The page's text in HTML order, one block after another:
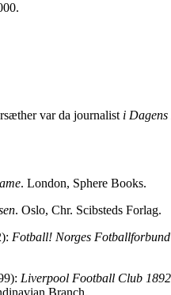
var da journalist i
. London, Sphere Books.
. Oslo, Chr. Scibsteds Forlag.
Fotball! Norges
Liverpool Football Club
Branch.